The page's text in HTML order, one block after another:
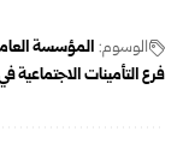
الوسوم: المؤسسة
فرع التأمينات الاجتماعية